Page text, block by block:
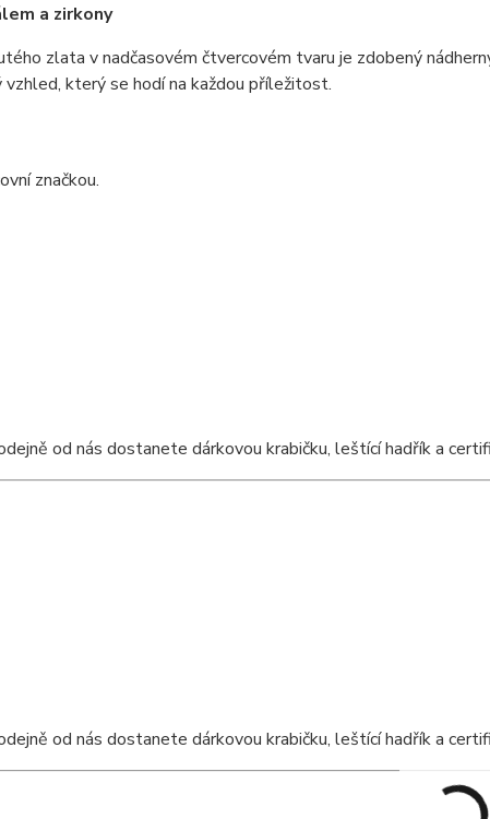
a zirkony
zlata v nadčasovém čtvercovém tvaru je zdobený
který se hodí na každou příležitost.
značkou.
od nás dostanete dárkovou krabičku, leštící hadřík a
od nás dostanete dárkovou krabičku, leštící hadřík a